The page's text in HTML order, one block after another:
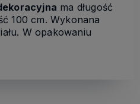
ma długość
100 cm. Wykonana
W opakowaniu